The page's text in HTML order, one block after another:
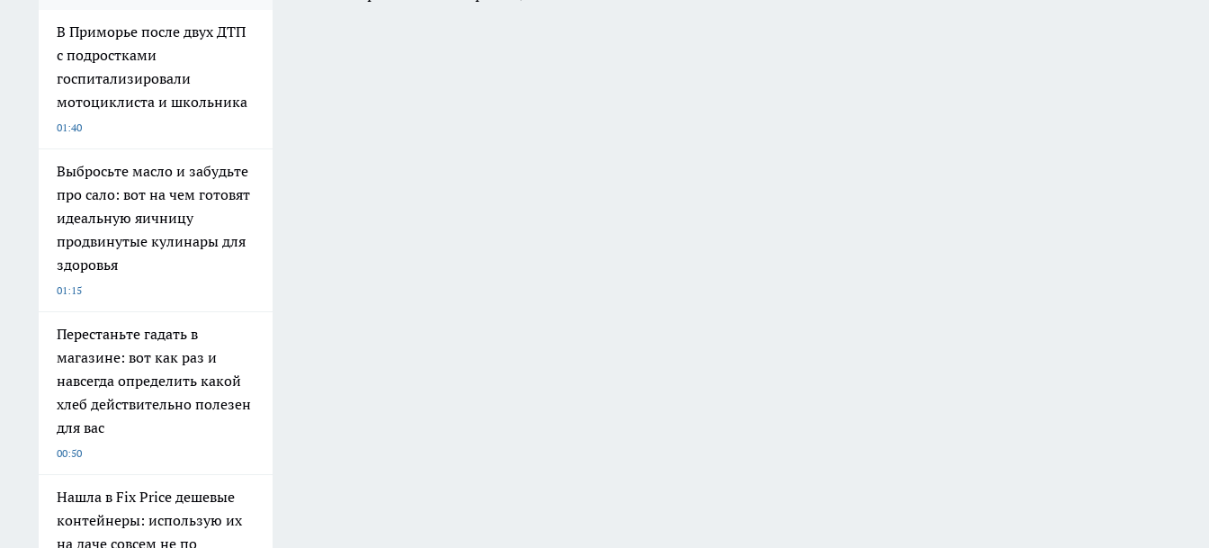
В Приморье после двух ДТП
с подростками
госпитализировали
мотоциклиста и школьника
01:40
Выбросьте масло и забудьте
про сало: вот на чем готовят
идеальную яичницу
продвинутые кулинары для
здоровья
01:15
Перестаньте гадать в
магазине: вот как раз и
навсегда определить какой
хлеб действительно полезен
для вас
00:50
Нашла в Fix Price дешевые
контейнеры: использую их
на даче совсем не по